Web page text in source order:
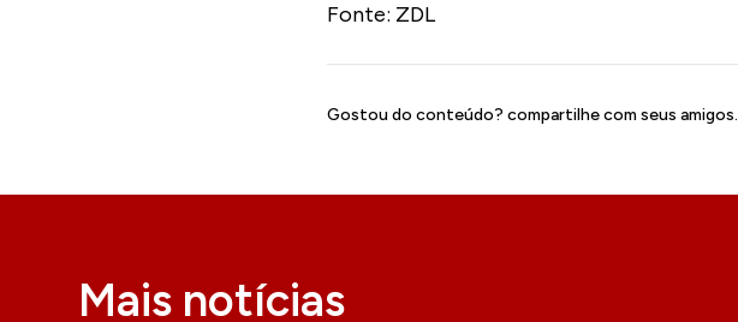
Fonte: ZDL
Gostou do conteúdo? compartilhe com seus amigos.
Mais notícias